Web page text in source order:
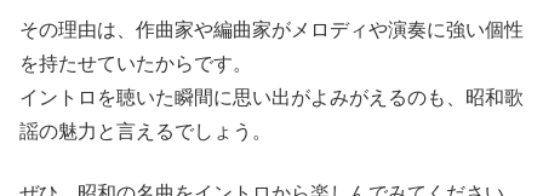
その理由は、作曲家や編曲家がメロディや演奏に強い個性
を持たせていたからです。
イントロを聴いた瞬間に思い出がよみがえるのも、昭和歌
謡の魅力と言えるでしょう。